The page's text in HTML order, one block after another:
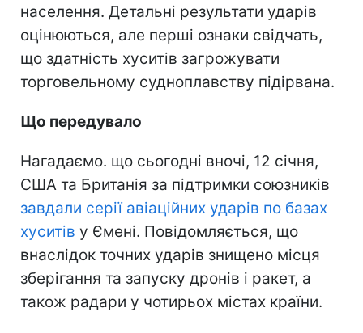
населення. Детальні результати ударів
оцінюються, але перші ознаки свідчать,
що здатність хуситів загрожувати
торговельному судноплавству підірвана.
Що передувало
Нагадаємо. що сьогодні вночі, 12 січня,
США та Британія за підтримки союзників
завдали серії авіаційних ударів по базах
хуситів у Ємені. Повідомляється, що
внаслідок точних ударів знищено місця
зберігання та запуску дронів і ракет, а
також радари у чотирьох містах країни.